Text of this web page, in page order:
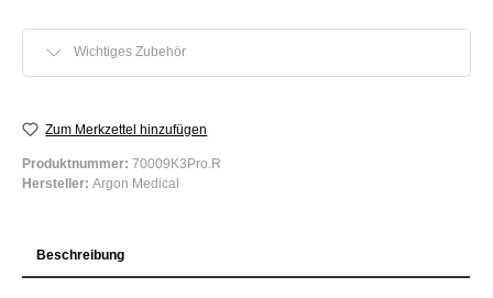
Wichtiges Zubehör
Zum Merkzettel hinzufügen
Produktnummer: 70009K3Pro.R
Hersteller: Argon Medical
Beschreibung